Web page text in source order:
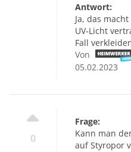
Antwort:
Ja, das
UV-Licht
Fall
Von
05.02.2023
0
Frage:
Kann man
auf Styropor